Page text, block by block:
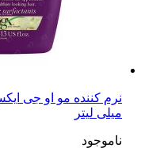
میلی لیتر
ناموجود